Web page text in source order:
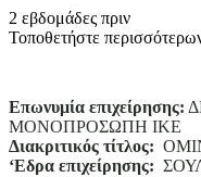
2 εβδομάδες πριν
Τοποθετήστε
Επωνυμία επιχείρησης:
ΜΟΝΟΠΡΟΣΩΠΗ ΙΚΕ
Διακριτικός τίτλος:
‘Eδρα επιχείρησης: